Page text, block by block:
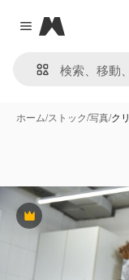
Close menu
Magnific
ホーム/ストック/写真/ク
Premium